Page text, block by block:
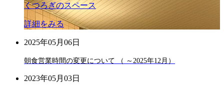
くつろぎのスペース
詳細をみる
2025年05月06日
朝食営業時間の変更について （ ～2025年12月）
2023年05月03日